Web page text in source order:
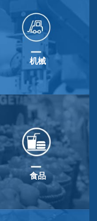
机械
食品